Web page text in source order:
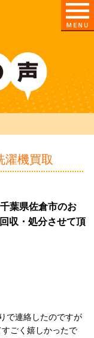
・洗濯機・エアコン
濯機買取
葉県佐倉市のお
収・処分させて頂
で連絡したのですが
ごく嬉しかったで